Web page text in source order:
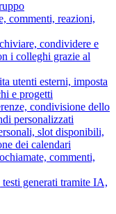
commenti, reazioni,
condividere e
i colleghi grazie al
utenti esterni, imposta
e progetti
condivisione dello
personalizzati
slot disponibili,
dei calendari
commenti,
generati tramite IA,